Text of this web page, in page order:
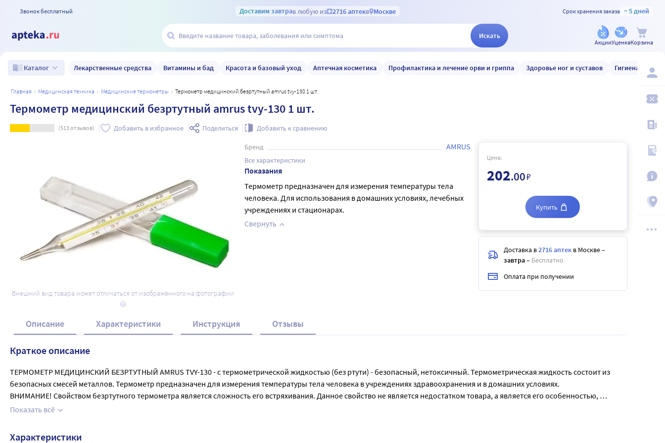
Звонок бесплатный Доставим завтрав любую из 2716 аптекв Москве Срок хранения заказа ~ 5 дней
Искать
АкцииУценкаКорзина
Каталог Лекарственные средства Витамины и бад Красота и базовый уход Аптечная косметика Профилактика и лечение орви и гриппа Здоровье ног и суставов Гигиена и уход
главная медицинская техника медицинские термометры Термометр медицинский безртутный amrus tvy-130 1 шт.
Термометр медицинский безртутный amrus tvy-130 1 шт.
(513отзывов) Добавить в избранное Поделиться Добавить к сравнению
Внешний вид товара может отличаться от изображённого на фотографии
Бренд AMRUS
Все характеристики
Показания
Термометр предназначен для измерения температуры тела
человека. Для использования в домашних условиях, лечебных
учреждениях и стационарах.
Свернуть
Цена:
202.00₽
Купить
Доставка в2716 аптек в Москве–
завтра– Бесплатно
Оплата при получении
Описание Характеристики Инструкция Отзывы
Краткое описание
ТЕРМОМЕТР МЕДИЦИНСКИЙ БЕЗРТУТНЫЙ AMRUS TVY-130 - с термометрической жидкостью (без ртути) - безопасный, нетоксичный. Термометрическая жидкость состоит из
безопасных смесей металлов. Термометр предназначен для измерения температуры тела человека в учреждениях здравоохранения и в домашних условиях.
ВНИМАНИЕ! Свойством безртутного термометра является сложность его встряхивания. Данное свойство не является недостатком товара, а является его особенностью,
связанной с химическим составом термометрической жидкости – галинстаном. Галинстан малотоксичен и достаточно безвреден для человека, что является безусловным
Показать всё
Характеристики